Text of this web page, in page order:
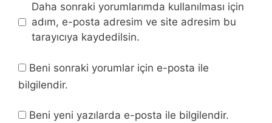
Daha sonraki yorumlarımda kullanılması için
adım, e-posta adresim ve site adresim bu
tarayıcıya kaydedilsin.
Beni sonraki yorumlar için e-posta ile
bilgilendir.
Beni yeni yazılarda e-posta ile bilgilendir.